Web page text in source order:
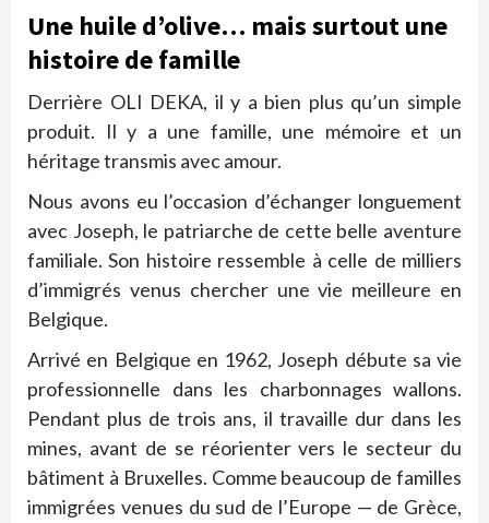
Une huile d’olive… mais surtout une
histoire de famille
Derrière OLI DEKA, il y a bien plus qu’un simple
produit. Il y a une famille, une mémoire et un
héritage transmis avec amour.
Nous avons eu l’occasion d’échanger longuement
avec Joseph, le patriarche de cette belle aventure
familiale. Son histoire ressemble à celle de milliers
d’immigrés venus chercher une vie meilleure en
Belgique.
Arrivé en Belgique en 1962, Joseph débute sa vie
professionnelle dans les charbonnages wallons.
Pendant plus de trois ans, il travaille dur dans les
mines, avant de se réorienter vers le secteur du
bâtiment à Bruxelles. Comme beaucoup de familles
immigrées venues du sud de l’Europe — de Grèce,